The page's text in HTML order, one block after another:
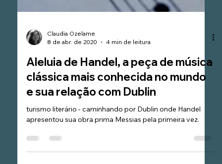
Claudia Ozelame
8 de abr. de 2020
4 min de leitura
Aleluia de Handel, a peça de música
clássica mais conhecida no mundo
e sua relação com Dublin
turismo literário - caminhando por Dublin onde Handel